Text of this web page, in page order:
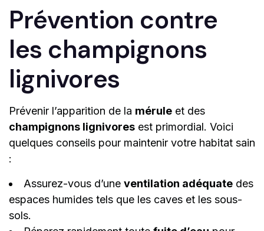
Prévention contre
les champignons
lignivores
Prévenir l’apparition de la mérule et des
champignons lignivores est primordial. Voici
quelques conseils pour maintenir votre habitat sain
:
Assurez-vous d’une ventilation adéquate des
espaces humides tels que les caves et les sous-
sols.